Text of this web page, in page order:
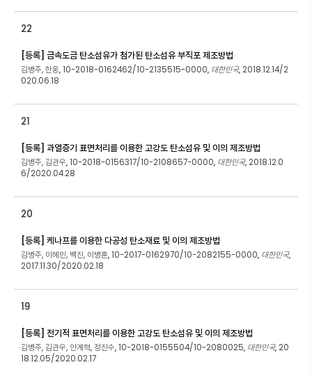
22
[등록] 금속도금 탄소섬유가 첨가된 탄소섬유 부직포 제조방법
김병주, 한웅, 10-2018-0162462/10-2135515-0000, 대한민국, 2018.12.14/2
020.06.18
21
[등록] 과열증기 표면처리를 이용한 고강도 탄소섬유 및 이의 제조방법
김병주, 김관우, 10-2018-0156317/10-2108657-0000, 대한민국, 2018.12.0
6/2020.04.28
20
[등록] 케나프를 이용한 다공성 탄소재료 및 이의 제조방법
김병주, 이혜민, 백진, 이병훈, 10-2017-0162970/10-2082155-0000, 대한민국,
2017.11.30/2020.02.18
19
[등록] 전기적 표면처리를 이용한 고강도 탄소섬유 및 이의 제조방법
김병주, 김관우, 안계혁, 정진수, 10-2018-0155504/10-2080025, 대한민국, 20
18.12.05/2020.02.17